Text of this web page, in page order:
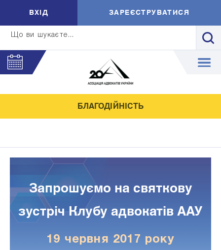
Що ви шукаєте...
ВXIД ЗАРЕЄСТРУВАТИСЯ
БЛАГОДІЙНІСТЬ
Запрошуємо на святкову
зустріч Клубу адвокатів ААУ
19 червня 2017 року